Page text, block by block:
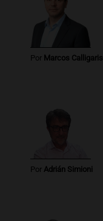
Por Marcos Calligaris
Por Adrián Simioni